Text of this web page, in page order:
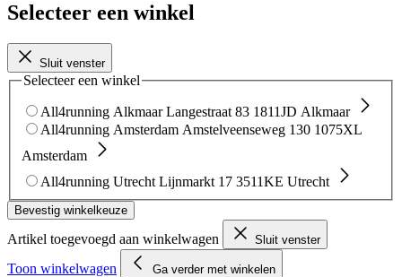
Selecteer een winkel
Sluit venster
Selecteer een winkel
All4running Alkmaar Langestraat 83 1811JD Alkmaar
All4running Amsterdam Amstelveenseweg 130 1075XL
Amsterdam
All4running Utrecht Lijnmarkt 17 3511KE Utrecht
Bevestig winkelkeuze
Artikel toegevoegd aan winkelwagen Sluit venster
Toon winkelwagen Ga verder met winkelen